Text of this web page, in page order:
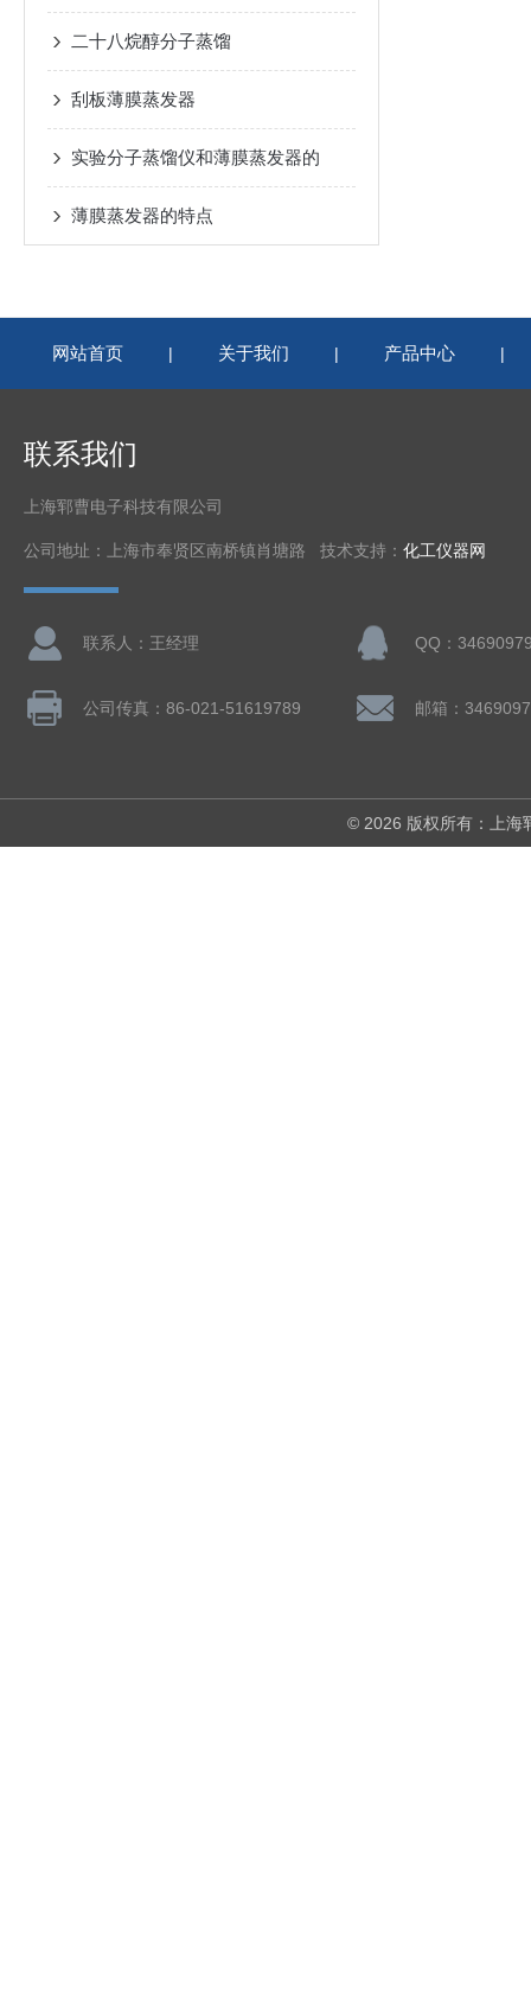
二十八烷醇分子蒸馏
刮板薄膜蒸发器
实验分子蒸馏仪和薄膜蒸发器的
薄膜蒸发器的特点
网站首页 | 关于我们 | 产品中心 |
联系我们
上海郓曹电子科技有限公司
公司地址：上海市奉贤区南桥镇肖塘路 技术支持： 化工仪器网
联系人：王经理 QQ：
公司传真：86-021-51619789 邮箱：
© 2026 版权所有：上